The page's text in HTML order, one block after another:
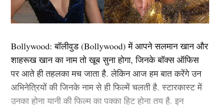
सकते हैं. जून 2026 में यह सीरीज खेली जानी है जिसमें
बीसीसीआई रोहित शर्मा को एक और मौका देना चाहेगी.
अभी टी-20 से संन्यास लेने के बाद रोहित शर्मा टेस्ट और वनडे में
लगातार सक्रिय रहेंगे. यही वजह है कि इस बार वह वर्ल्ड टेस्ट
चैंपियनशिप के नए चक्र में सकारात्मक तरीके से इसकी शुरुआत
करेंगे ताकि इस बार कोई गलती ना हो.
Bollywood:बॉलीवुड (Bollywood)में आपने सलमान खान और
शाहरूख खान का नाम तो खूब सुना होगा, जिनके बॉक्स ऑफिस
पर आते ही तहलका मच जाता है. लेकिन आज हम बात करेंगे उन
अभिनेत्रियों की जिनके नाम से ही फिल्में चलती है. स्टारकास्ट में
उनका होना यानी की फिल्म का पक्का हिट होना तय है. इन